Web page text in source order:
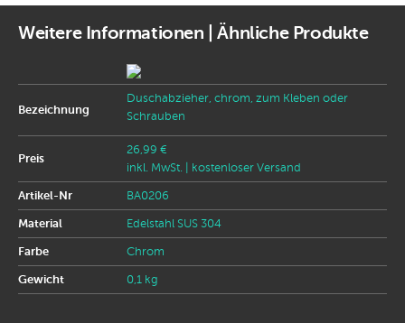
Weitere Informationen | Ähnliche Produkte
Bezeichnung
Duschabzieher, chrom, zum Kleben oder
Schrauben
Preis
26,99 €
inkl. MwSt.
| kostenloser Versand
Artikel-Nr BA0206
Material Edelstahl SUS 304
Farbe Chrom
Gewicht 0,1 kg